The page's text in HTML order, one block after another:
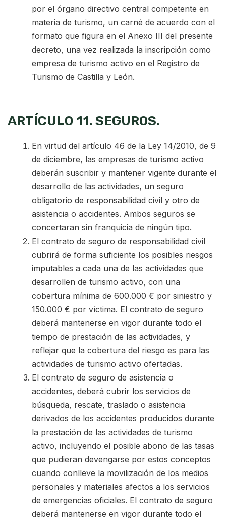
por el órgano directivo central competente en
materia de turismo, un carné de acuerdo con el
formato que figura en el Anexo III del presente
decreto, una vez realizada la inscripción como
empresa de turismo activo en el Registro de
Turismo de Castilla y León.
ARTÍCULO 11. SEGUROS.
En virtud del artículo 46 de la Ley 14/2010, de 9
de diciembre, las empresas de turismo activo
deberán suscribir y mantener vigente durante el
desarrollo de las actividades, un seguro
obligatorio de responsabilidad civil y otro de
asistencia o accidentes. Ambos seguros se
concertaran sin franquicia de ningún tipo.
El contrato de seguro de responsabilidad civil
cubrirá de forma suficiente los posibles riesgos
imputables a cada una de las actividades que
desarrollen de turismo activo, con una
cobertura mínima de 600.000 € por siniestro y
150.000 € por víctima. El contrato de seguro
deberá mantenerse en vigor durante todo el
tiempo de prestación de las actividades, y
reflejar que la cobertura del riesgo es para las
actividades de turismo activo ofertadas.
El contrato de seguro de asistencia o
accidentes, deberá cubrir los servicios de
búsqueda, rescate, traslado o asistencia
derivados de los accidentes producidos durante
la prestación de las actividades de turismo
activo, incluyendo el posible abono de las tasas
que pudieran devengarse por estos conceptos
cuando conlleve la movilización de los medios
personales y materiales afectos a los servicios
de emergencias oficiales. El contrato de seguro
deberá mantenerse en vigor durante todo el